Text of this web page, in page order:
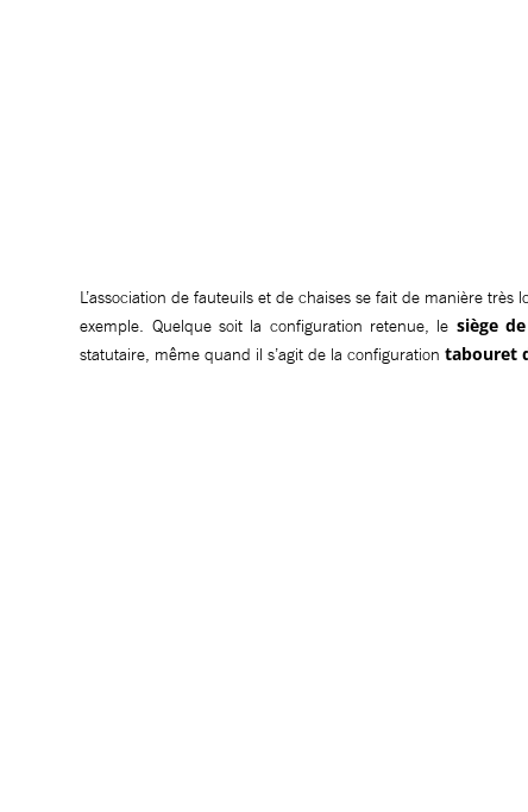
L’association de fauteuils et de chaises se fait de manière
exemple. Quelque soit la configuration retenue, le siège
statutaire, même quand il s’agit de la configurationtabouret